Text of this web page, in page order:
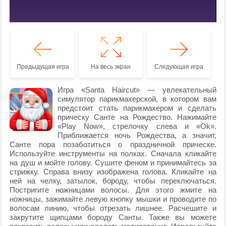
Предыдущая игра На весь экран Следующая игра
Игра «Santa Haircut» — увлекательный
симулятор парикмахерской, в котором вам
предстоит стать парикмахером и сделать
прическу Санте на Рождество. Нажимайте
«Play Now», стрелочку слева и «Ok».
Приближается ночь Рождества, а значит,
Санте пора позаботиться о праздничной прическе.
Используйте инструменты на полках. Сначала кликайте
на душ и мойте голову. Сушите феном и принимайтесь за
стрижку. Справа внизу изображена голова. Кликайте на
ней на челку, затылок, бороду, чтобы переключаться.
Постригите ножницами волосы. Для этого жмите на
ножницы, зажимайте левую кнопку мышки и проводите по
волосам линию, чтобы отрезать лишнее. Расчешите и
закрутите щипцами бороду Санты. Также вы можете